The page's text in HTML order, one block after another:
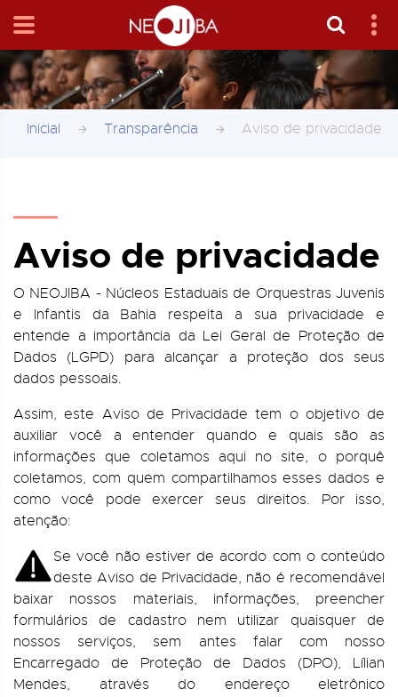
Inicial Transparência Aviso de privacidade
Aviso de privacidade
O NEOJIBA - Núcleos Estaduais de Orquestras Juvenis
e Infantis da Bahia respeita a sua privacidade e
entende a importância da Lei Geral de Proteção de
Dados (LGPD) para alcançar a proteção dos seus
dados pessoais.
Assim, este Aviso de Privacidade tem o objetivo de
auxiliar você a entender quando e quais são as
informações que coletamos aqui no site, o porquê
coletamos, com quem compartilhamos esses dados e
como você pode exercer seus direitos. Por isso,
atenção:
Se você não estiver de acordo com o conteúdo
deste Aviso de Privacidade, não é recomendável
baixar nossos materiais, informações, preencher
formulários de cadastro nem utilizar quaisquer de
nossos serviços, sem antes falar com nosso
Encarregado de Proteção de Dados (DPO), Lílian
Mendes, através do endereço eletrônico